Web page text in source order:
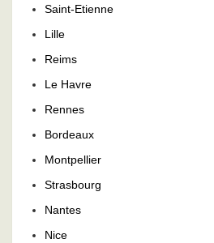
Saint-Etienne
Lille
Reims
Le Havre
Rennes
Bordeaux
Montpellier
Strasbourg
Nantes
Nice